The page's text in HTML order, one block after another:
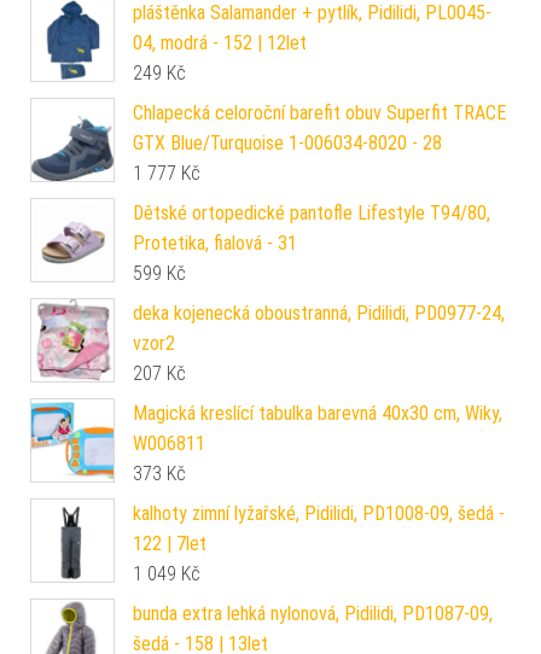
pláštěnka Salamander + pytlík, Pidilidi, PL0045-
04, modrá - 152 | 12let
249 Kč
Chlapecká celoroční barefit obuv Superfit TRACE
GTX Blue/Turquoise 1-006034-8020 - 28
1 777 Kč
Dětské ortopedické pantofle Lifestyle T94/80,
Protetika, fialová - 31
599 Kč
deka kojenecká oboustranná, Pidilidi, PD0977-24,
vzor2
207 Kč
Magická kreslící tabulka barevná 40x30 cm, Wiky,
W006811
373 Kč
kalhoty zimní lyžařské, Pidilidi, PD1008-09, šedá -
122 | 7let
1 049 Kč
bunda extra lehká nylonová, Pidilidi, PD1087-09,
šedá - 158 | 13let